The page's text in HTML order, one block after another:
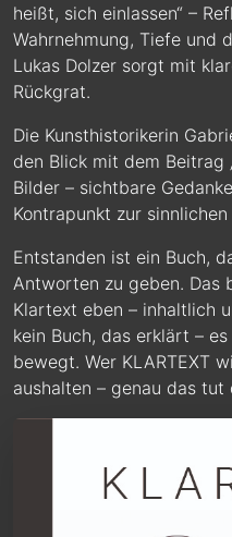
heißt, sich einlassen“ –
Wahrnehmung, Tiefe und
Lukas Dolzer sorgt mit
Rückgrat.
Die Kunsthistorikerin
den Blick mit dem Beitrag
Bilder – sichtbare
Kontrapunkt zur
Entstanden ist ein Buch,
Antworten zu geben. Das
Klartext eben – inhaltlich
kein Buch, das erklärt –
bewegt. Wer KLARTEXT
aushalten – genau das tut